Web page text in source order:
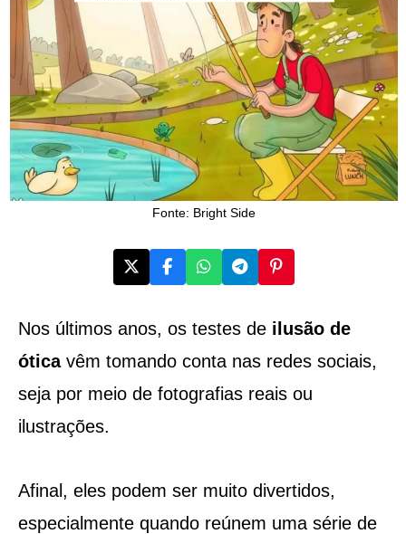
Fonte: Bright Side
Nos últimos anos, os testes deilusão de
ótica vêm tomando conta nas redes sociais,
seja por meio de fotografias reais ou
ilustrações.
Afinal, eles podem ser muito divertidos,
especialmente quando reúnem uma série de